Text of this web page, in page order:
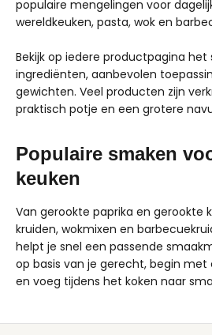
populaire mengelingen voor
wereldkeuken, pasta, wok en
Bekijk op iedere productpagina het
ingrediënten, aanbevolen
gewichten. Veel producten zijn
praktisch potje en een grotere
Populaire smaken
keuken
Van gerookte paprika en gerookte
kruiden, wokmixen en
helpt je snel een passende
op basis van je gerecht, begin met
en voeg tijdens het koken naar